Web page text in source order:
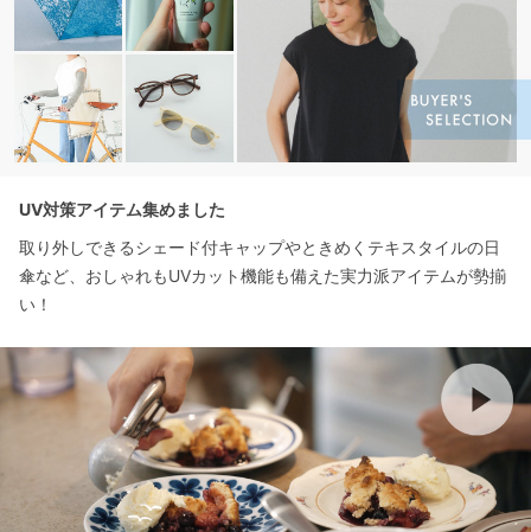
UV対策アイテム集めました
取り外しできるシェード付キャップやときめくテキスタイルの日
傘など、おしゃれもUVカット機能も備えた実力派アイテムが勢揃
い！